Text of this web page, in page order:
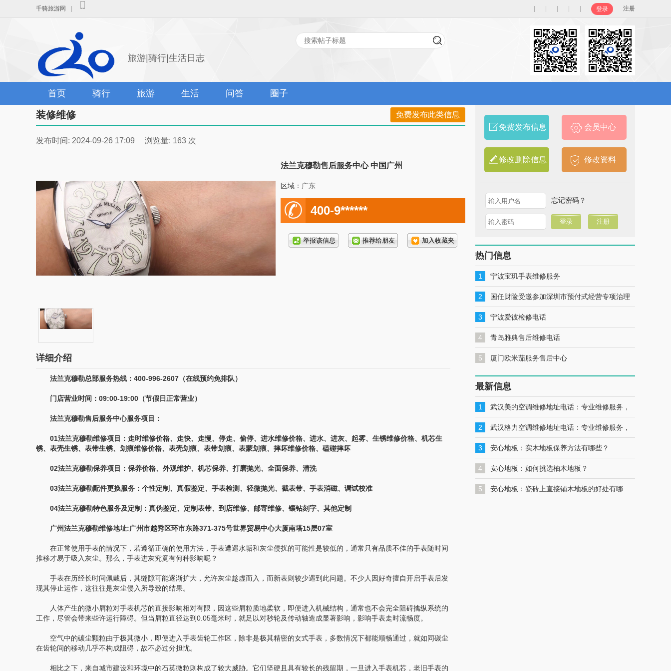
千骑旅游网 登录 注册
旅游|骑行|生活日志
首页 骑行 旅游 生活 问答 圈子
装修维修 免费发布此类信息
发布时间: 2024-09-26 17:09 浏览量: 163 次
法兰克穆勒售后服务中心 中国广州
区域： 广东
电
话号
400-9******
详细介绍
法兰克穆勒总部服务热线：400-996-2607（在线预约免排队）
门店营业时间：09:00-19:00（节假日正常营业）
法兰克穆勒售后服务中心服务项目：
01法兰克穆勒维修项目：走时维修价格、走快、走慢、停走、偷停、进水维修价格、进水、进灰、起雾、生锈维修价格、机芯生
锈、表壳生锈、表带生锈、划痕维修价格、表壳划痕、表带划痕、表蒙划痕、摔坏维修价格、磕碰摔坏
02法兰克穆勒保养项目：保养价格、外观维护、机芯保养、打磨抛光、全面保养、清洗
03法兰克穆勒配件更换服务：个性定制、真假鉴定、手表检测、轻微抛光、截表带、手表消磁、调试校准
04法兰克穆勒特色服务及定制：真伪鉴定、定制表带、到店维修、邮寄维修、镶钻刻字、其他定制
广州法兰克穆勒维修地址:广州市越秀区环市东路371-375号世界贸易中心大厦南塔15层07室
在正常使用手表的情况下，若遵循正确的使用方法，手表遭遇水垢和灰尘侵扰的可能性是较低的，通常只有品质不佳的手表随时间
推移才易于吸入灰尘。那么，手表进灰究竟有何种影响呢？
手表在历经长时间佩戴后，其缝隙可能逐渐扩大，允许灰尘趁虚而入，而新表则较少遇到此问题。不少人因好奇擅自开启手表后发
现其停止运作，这往往是灰尘侵入所导致的结果。
人体产生的微小屑粒对手表机芯的直接影响相对有限，因这些屑粒质地柔软，即便进入机械结构，通常也不会完全阻碍擒纵系统的
工作，尽管会带来些许运行障碍。但当屑粒直径达到0.05毫米时，就足以对秒轮及传动轴造成显著影响，影响手表走时流畅度。
空气中的碳尘颗粒由于极其微小，即便进入手表齿轮工作区，除非是极其精密的女式手表，多数情况下都能顺畅通过，就如同碳尘
在齿轮间的移动几乎不构成阻碍，故不必过分担忧。
相比之下，来自城市建设和环境中的石英微粒则构成了较大威胁。它们坚硬且具有较长的残留期，一旦进入手表机芯，老旧手表的
免费发布信息 会员中心
修改删除信息 修改资料
忘记密码？
热门信息
1 宁波宝玑手表维修服务
2 国任财险受邀参加深圳市预付式经营专项治理
工作推进会暨预付式经营领域保险签约仪式
3 宁波爱彼检修电话
4 青岛雅典售后维修电话
5 厦门欧米茄服务售后中心
最新信息
1 武汉美的空调维修地址电话：专业维修服务，
一键联系解决您的美的空调问题
2 武汉格力空调维修地址电话：专业维修服务，
一键联系解决您的格力空调问题
3 安心地板：实木地板保养方法有哪些？
4 安心地板：如何挑选柚木地板？
5 安心地板：瓷砖上直接铺木地板的好处有哪